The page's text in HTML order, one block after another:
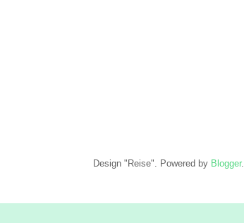
Design "Reise". Powered by Blogger.